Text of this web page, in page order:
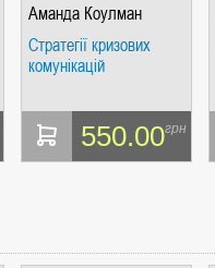
Аманда Коулман
Стратегії кризових
комунікацій
550.00грн